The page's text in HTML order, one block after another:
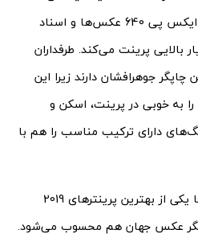
استفاده کنید، زیرا در هر حال ایکس پی 640 عکس‌ها و اسناد
بالایی پرینت می‌کند. طرفداران
جوهرافشان دارند زیرا این
به خوبی در پرینت، اسکن و
دارای ترکیب مناسب را هم با
اپسون اکسپرشن XP-640 صرفا یکی از بهترین پرینترهای 2019
عکس جهان هم محسوب می‌شود.